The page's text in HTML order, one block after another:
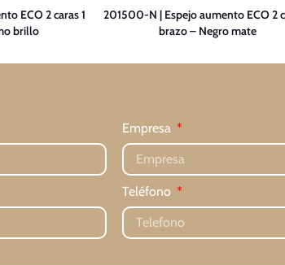
ECO 2 caras 1
brillo
201500-N | Espejo aumento ECO 2
brazo – Negro mate
Empresa
Teléfono